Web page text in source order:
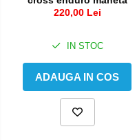
220,00 Lei
IN STOC
ADAUGA IN COS